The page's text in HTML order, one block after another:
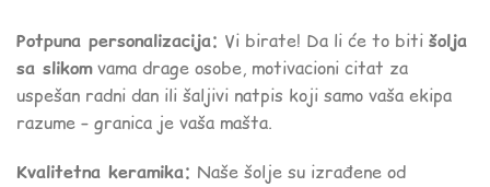
Potpuna personalizacija: Vi birate! Da li će to biti šolja
sa slikomvama drage osobe, motivacioni citat za
uspešan radni dan ili šaljivi natpis koji samo vaša ekipa
razume – granica je vaša mašta.
Kvalitetna keramika: Naše šolje su izrađene od